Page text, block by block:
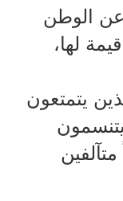
عن الوطن
لها،
يتمتعون